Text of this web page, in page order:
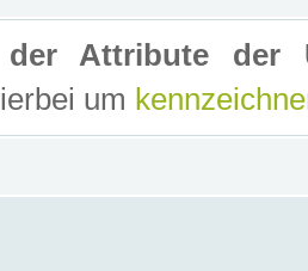
der Attribute der
um